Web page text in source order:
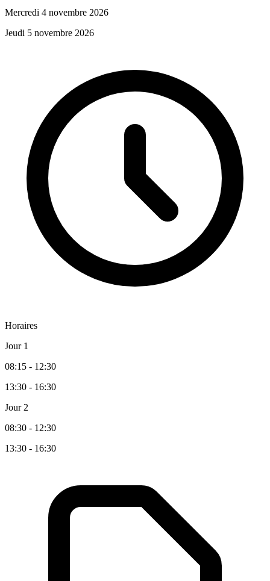
Mercredi 4 novembre 2026
Jeudi 5 novembre 2026
Horaires
Jour 1
08:15 - 12:30
13:30 - 16:30
Jour 2
08:30 - 12:30
13:30 - 16:30